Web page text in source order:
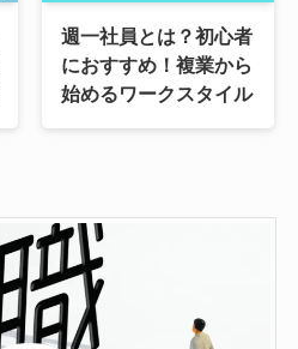
週一社員とは？初心者
におすすめ！複業から
始めるワークスタイル